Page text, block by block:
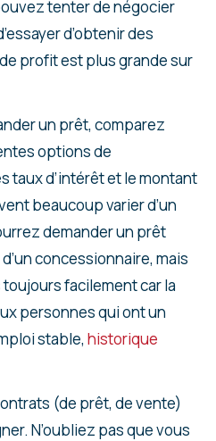
tenter de négocier
d’obtenir des
profit est plus grande sur
un prêt, comparez
options de
taux d’intérêt et le montant
beaucoup varier d’un
demander un prêt
concessionnaire, mais
facilement car la
personnes qui ont un
stable, historique
(de prêt, de vente)
N’oubliez pas que vous